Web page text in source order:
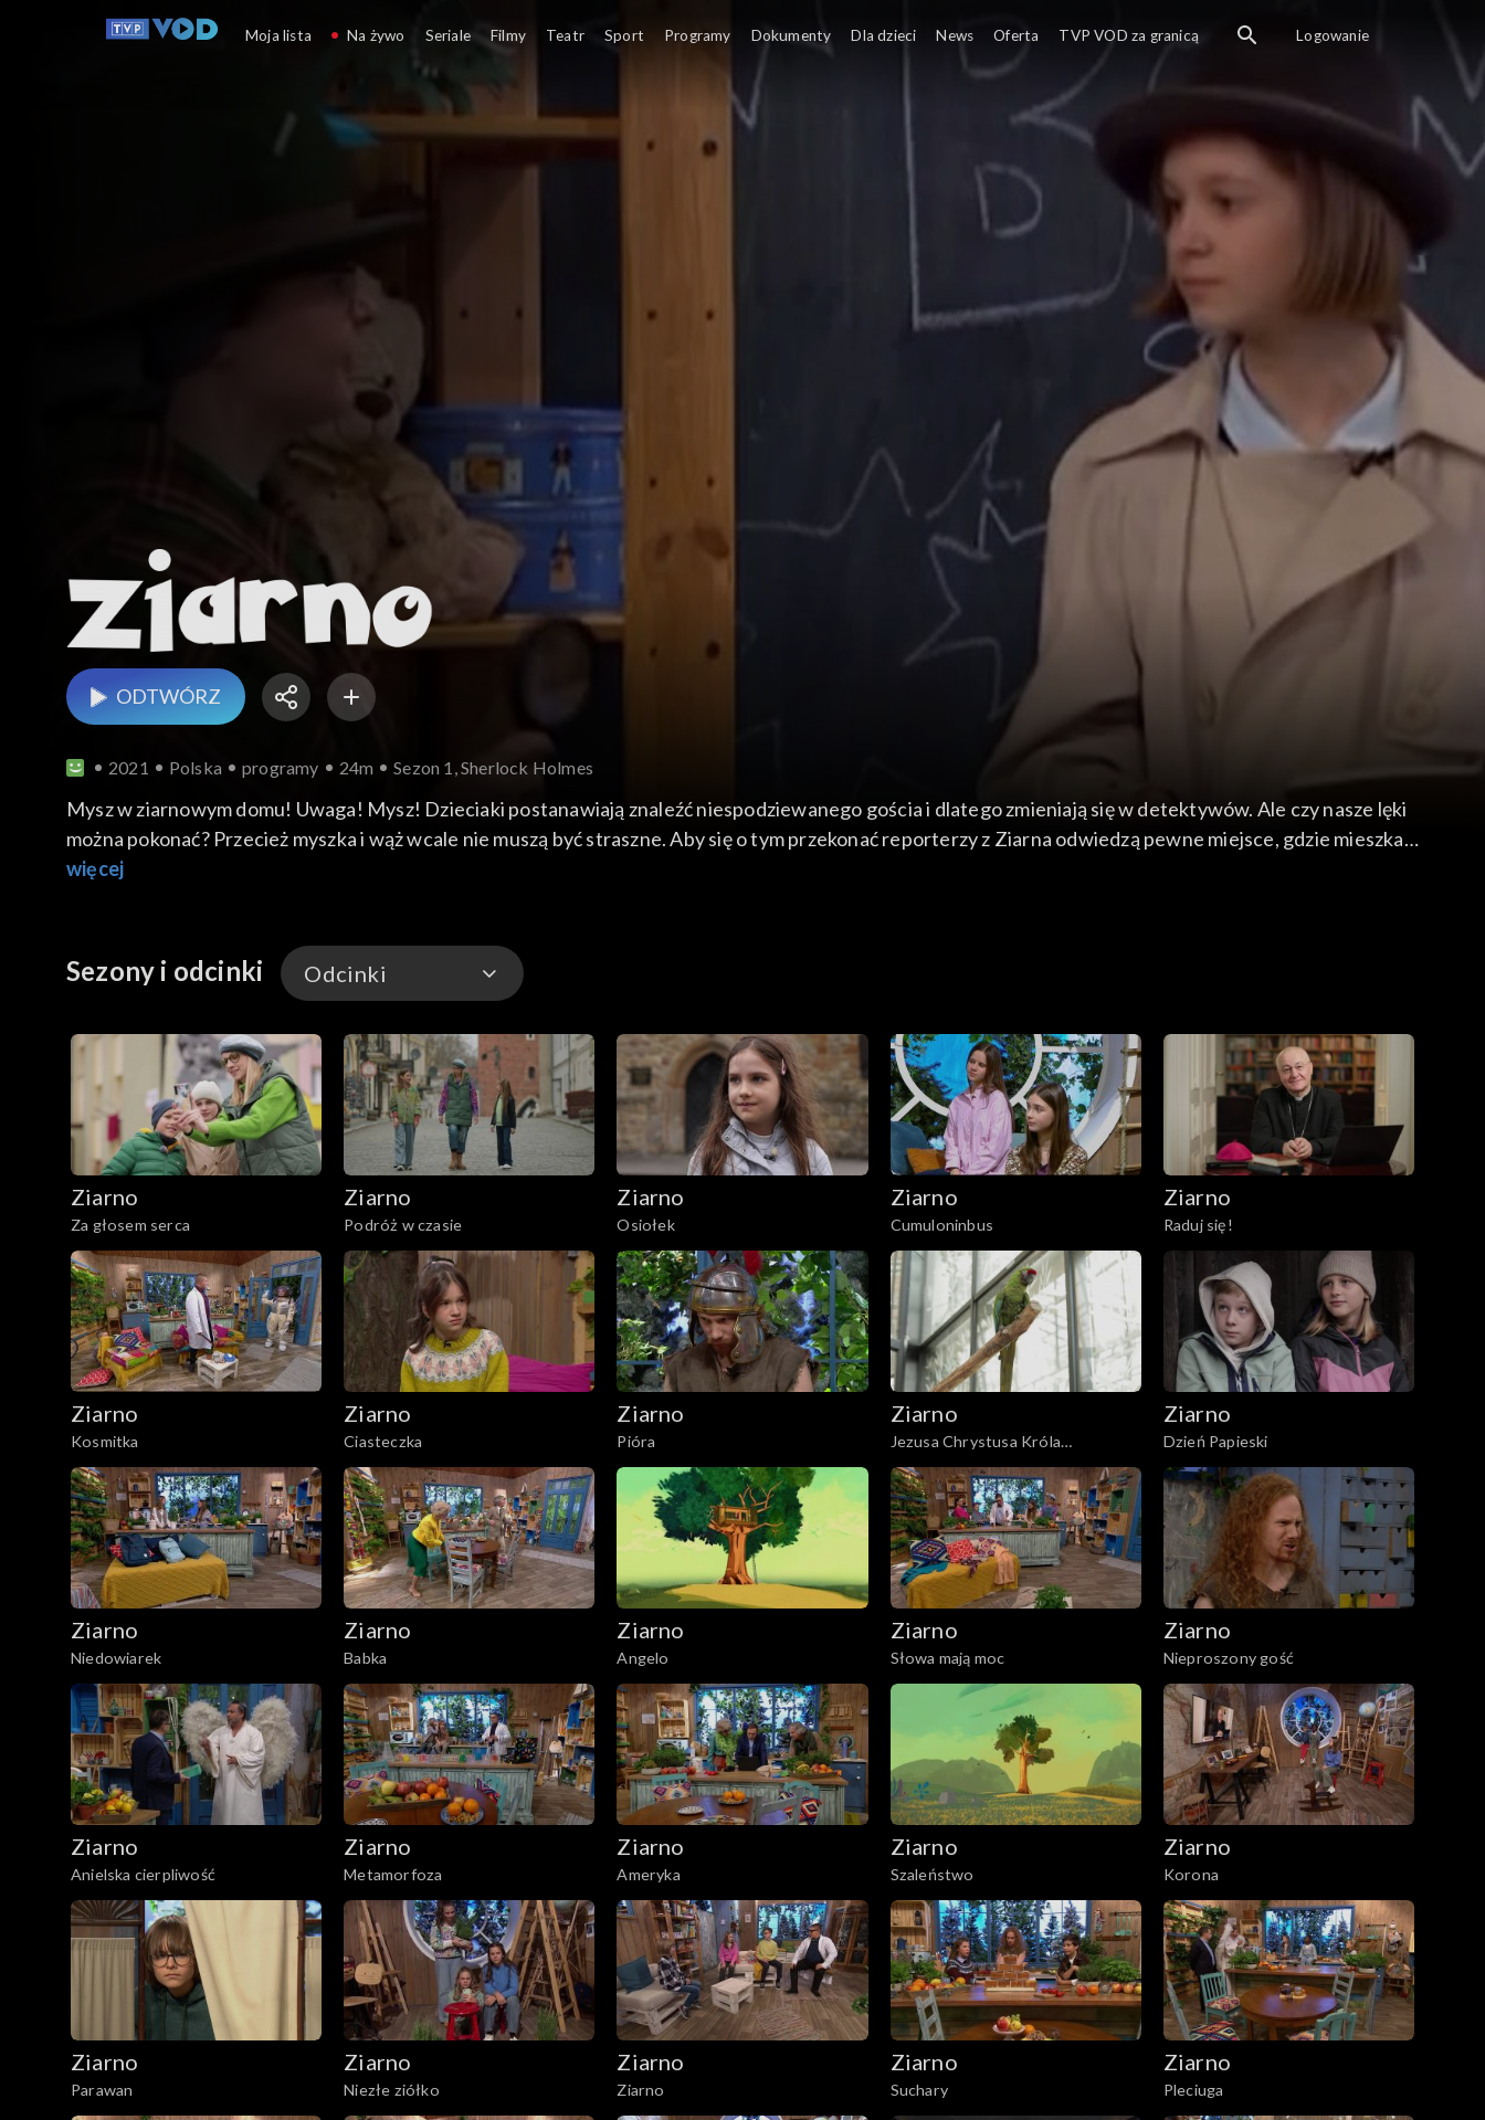
Ziarno
ODTWÓRZ
2021 Polska programy 24m Sezon 1, Sherlock Holmes
Mysz w ziarnowym domu! Uwaga! Mysz! Dzieciaki postanawiają znaleźć niespodziewanego gościa i dlatego zmieniają się w detektywów. Ale czy nasze lęki
można pokonać? Przecież myszka i wąż wcale nie muszą być straszne. Aby się o tym przekonać reporterzy z Ziarna odwiedzą pewne miejsce, gdzie mieszkają
węże i inne gady. Może dzieciakom z Ziarna uda się je pokochać i pokonają swoje lęki? A czy ciocia Ewelina pokona swój lęk i skoczy na spadochronie? A co na
więcej
Sezony i odcinki Odcinki
Odcinki
Ziarno
Za głosem serca
Ziarno
Podróż w czasie
Ziarno
Osiołek
Ziarno
Cumuloninbus
Ziarno
Raduj się!
Ziarno
Kosmitka
Ziarno
Ciasteczka
Ziarno
Pióra
Ziarno
Jezusa Chrystusa Króla
Wszechświata
Ziarno
Dzień Papieski
Ziarno
Niedowiarek
Ziarno
Babka
Ziarno
Angelo
Ziarno
Słowa mają moc
Ziarno
Nieproszony gość
Ziarno
Anielska cierpliwość
Ziarno
Metamorfoza
Ziarno
Ameryka
Ziarno
Szaleństwo
Ziarno
Korona
Ziarno
Parawan
Ziarno
Niezłe ziółko
Ziarno
Ziarno
Ziarno
Suchary
Ziarno
Pleciuga
Moja lista Na żywo Seriale Filmy Teatr Sport Programy Dokumenty Dla dzieci News Oferta TVP VOD za granicą Logowanie